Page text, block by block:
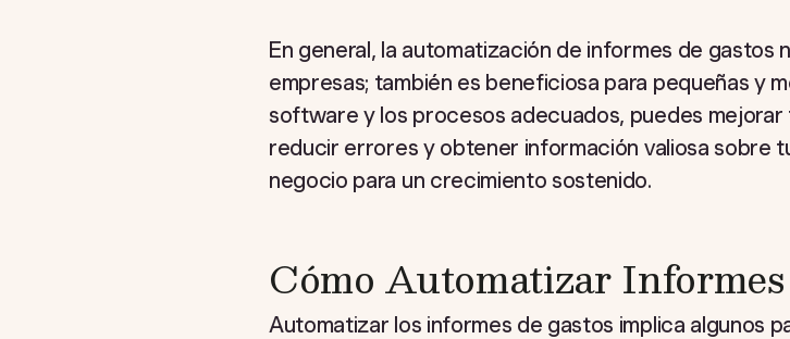
En general, la automatización de informes de gastos
empresas; también es beneficiosa para pequeñas y
software y los procesos adecuados, puedes
reducir errores y obtener información valiosa sobre
negocio para un crecimiento sostenido.
Cómo Automatizar Informes
Automatizar los informes de gastos implica algunos